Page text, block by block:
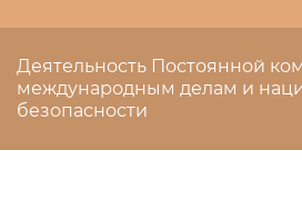
Деятельность Постоянной
международным делам и
безопасности